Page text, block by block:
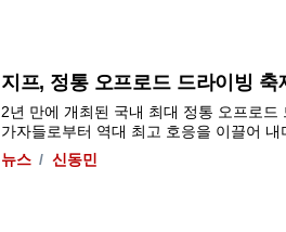
지프, 정통 오프로드 드라이빙 축
2년 만에 개최된 국내 최대 정통 오프로
가자들로부터 역대 최고 호응을 이끌어 내
뉴스
신동민